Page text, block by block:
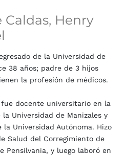
Caldas, Henry
de la Universidad de
38 años; padre de 3 hijos
la profesión de médicos.
docente universitario en la
Universidad de Manizales y
la Universidad Autónoma. Hizo
Salud del Corregimiento de
Pensilvania, y luego laboró en